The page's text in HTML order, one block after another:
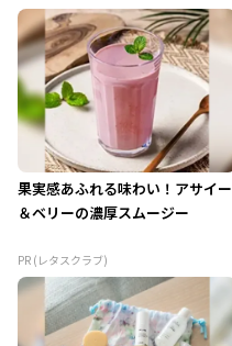
果実感あふれる味わい！アサイー
＆ベリーの濃厚スムージー
PR (レタスクラブ)